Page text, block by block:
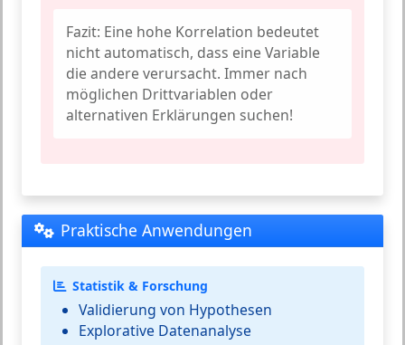
Fazit: Eine hohe Korrelation bedeutet
nicht automatisch, dass eine Variable
die andere verursacht. Immer nach
möglichen Drittvariablen oder
alternativen Erklärungen suchen!
Praktische Anwendungen
Statistik & Forschung
Validierung von Hypothesen
Explorative Datenanalyse